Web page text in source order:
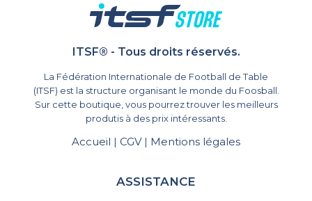
ITSF® - Tous droits réservés.
La Fédération Internationale de Football de Table
(ITSF) est la structure organisant le monde du Foosball.
Sur cette boutique, vous pourrez trouver les meilleurs
produtis à des prix intéressants.
Accueil | CGV| Mentions légales
ASSISTANCE